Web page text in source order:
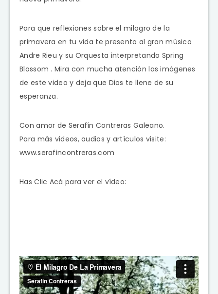
Para que reflexiones sobre el milagro de la
primavera en tu vida te presento al gran músico
Andre Rieu y su Orquesta interpretando Spring
Blossom . Mira con mucha atención las imágenes
de este video y deja que Dios te llene de su
esperanza.
Con amor de Serafín Contreras Galeano.
Para más videos, audios y artículos visite:
www.serafincontreras.com
Has Clic Acá para ver el vídeo: